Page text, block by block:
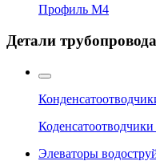
Профиль М4
Детали трубопровода
Элеваторы